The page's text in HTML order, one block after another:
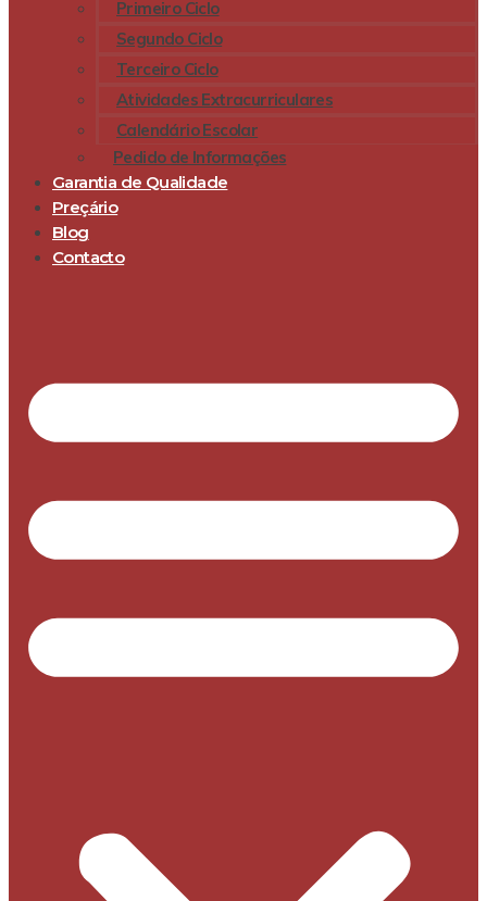
Primeiro Ciclo
Segundo Ciclo
Terceiro Ciclo
Atividades Extracurriculares
Calendário Escolar
Pedido de Informações
Garantia de Qualidade
Preçário
Blog
Contacto